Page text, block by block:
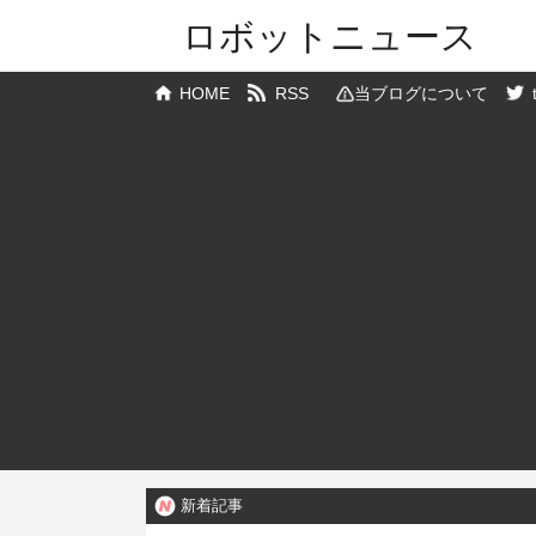
ロボットニュース
HOME RSS 当ブログについて
新着記事